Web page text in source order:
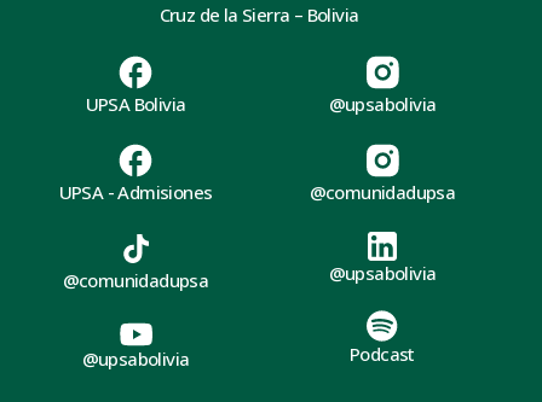
Cruz de la Sierra – Bolivia
UPSA Bolivia
UPSA - Admisiones
@upsabolivia
@comunidadupsa
@comunidadupsa
@upsabolivia
@upsabolivia
Podcast